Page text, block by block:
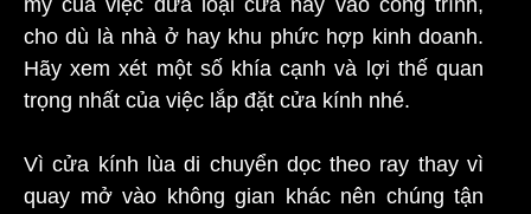
cho dù là nhà ở hay khu phức hợp kinh doanh.
Hãy xem xét một số khía cạnh và lợi thế quan
trọng nhất của việc lắp đặt cửa kính nhé.
Vì cửa kính lùa di chuyển dọc theo ray thay vì
quay mở vào không gian khác nên chúng tận